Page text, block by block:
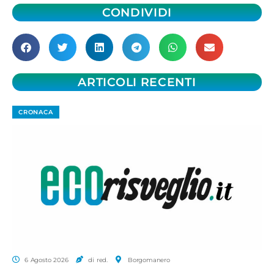
CONDIVIDI
ARTICOLI RECENTI
CRONACA
6 Agosto 2026 di red. Borgomanero